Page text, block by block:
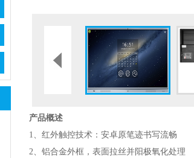
产品概述
1、红外触控技术：安卓原笔迹书写流畅
2、铝合金外框，表面拉丝并阳极氧化处理